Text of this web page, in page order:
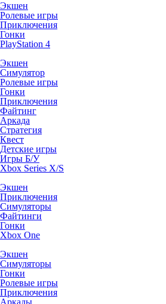
Экшен
Ролевые игры
Приключения
Гонки
PlayStation 4
Экшен
Симулятор
Ролевые игры
Гонки
Приключения
Файтинг
Аркада
Стратегия
Квест
Детские игры
Игры Б/У
Xbox Series X/S
Экшен
Приключения
Симуляторы
Файтинги
Гонки
Xbox One
Экшен
Симуляторы
Гонки
Ролевые игры
Приключения
Аркады